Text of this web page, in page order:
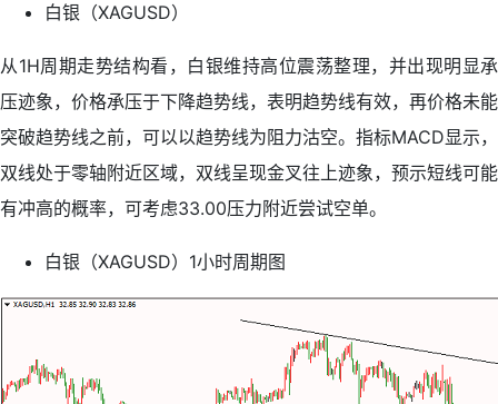
白银（XAGUSD）
从1H周期走势结构看，白银维持高位震荡整理，并出现明显承
压迹象，价格承压于下降趋势线，表明趋势线有效，再价格未能
突破趋势线之前，可以以趋势线为阻力沽空。指标MACD显示，
双线处于零轴附近区域，双线呈现金叉往上迹象，预示短线可能
有冲高的概率，可考虑33.00压力附近尝试空单。
白银（XAGUSD）1小时周期图